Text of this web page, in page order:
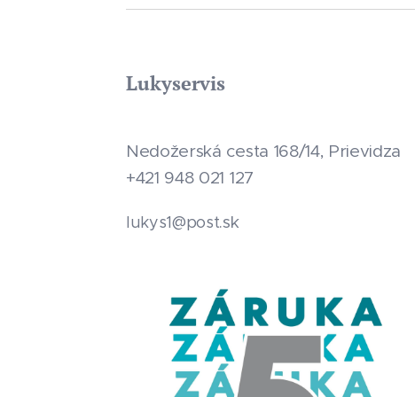
Lukyservis
Nedožerská cesta 168/14, Prievidza
+421 948 021 127
lukys1@post.sk